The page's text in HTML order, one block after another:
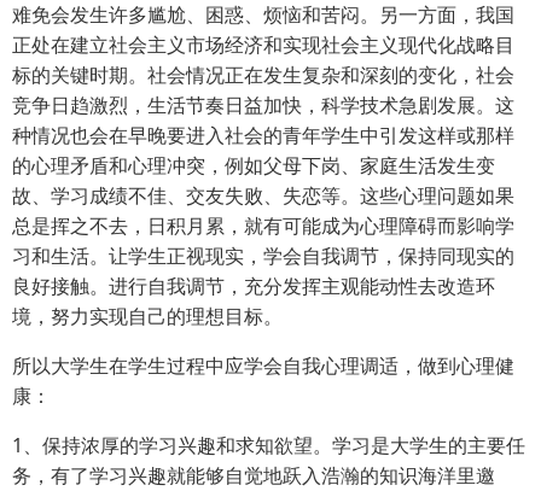
难免会发生许多尴尬、困惑、烦恼和苦闷。另一方面，我国
正处在建立社会主义市场经济和实现社会主义现代化战略目
标的关键时期。社会情况正在发生复杂和深刻的变化，社会
竞争日趋激烈，生活节奏日益加快，科学技术急剧发展。这
种情况也会在早晚要进入社会的青年学生中引发这样或那样
的心理矛盾和心理冲突，例如父母下岗、家庭生活发生变
故、学习成绩不佳、交友失败、失恋等。这些心理问题如果
总是挥之不去，日积月累，就有可能成为心理障碍而影响学
习和生活。让学生正视现实，学会自我调节，保持同现实的
良好接触。进行自我调节，充分发挥主观能动性去改造环
境，努力实现自己的理想目标。
所以大学生在学生过程中应学会自我心理调适，做到心理健
康：
1、保持浓厚的学习兴趣和求知欲望。学习是大学生的主要任
务，有了学习兴趣就能够自觉地跃入浩瀚的知识海洋里邀